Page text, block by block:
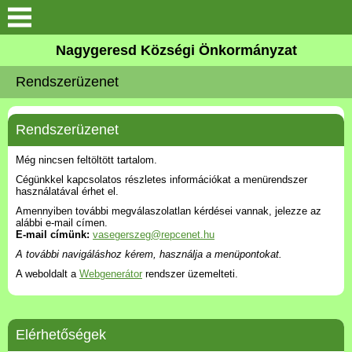
Keresés
Bemutatkozás
Elérhetőségek
Események
Képek
Választási Információk
Pályázatok
Hírek
Nagygeresd Községi Önkormányzat
Rendszerüzenet
Rendszerüzenet
Még nincsen feltöltött tartalom.
Cégünkkel kapcsolatos részletes információkat a menürendszer
használatával érhet el.
Amennyiben további megválaszolatlan kérdései vannak, jelezze az
alábbi e-mail címen.
E-mail címünk: vasegerszeg@repcenet.hu
A további navigáláshoz kérem, használja a menüpontokat.
A weboldalt a Webgenerátor rendszer üzemelteti.
Elérhetőségek